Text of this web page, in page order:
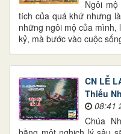
Ngôi
tích của quá khứ nhưng
những ngôi mộ của mình,
kỷ, mà bước vào cuộc
CN LỄ
Thiếu
08:41
Chúa